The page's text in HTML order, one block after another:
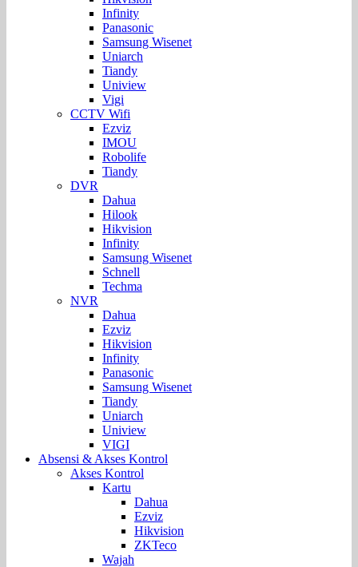
Infinity
Panasonic
Samsung Wisenet
Uniarch
Tiandy
Uniview
Vigi
CCTV Wifi
Ezviz
IMOU
Robolife
Tiandy
DVR
Dahua
Hilook
Hikvision
Infinity
Samsung Wisenet
Schnell
Techma
NVR
Dahua
Ezviz
Hikvision
Infinity
Panasonic
Samsung Wisenet
Tiandy
Uniarch
Uniview
VIGI
Absensi & Akses Kontrol
Akses Kontrol
Kartu
Dahua
Ezviz
Hikvision
ZKTeco
Wajah